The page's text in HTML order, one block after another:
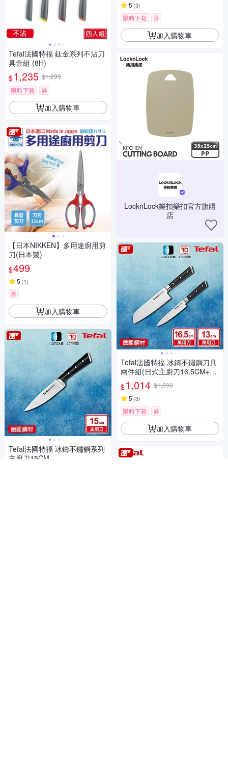
Tefal法國特福 鈦金系列不沾刀
具套組 (8H)
$1,235 $1,299
限時下殺
券
加入購物車
【日本NIKKEN】多用途廚用剪
刀(日本製)
$499
5 (1)
券
加入購物車
Tefal法國特福 冰鑄不鏽鋼系列
主廚刀15CM
5 (3)
限時下殺 券
加入購物車
LocknLock樂扣樂扣官方旗艦
店
Tefal法國特福 冰鑄不鏽鋼刀具
兩件組(日式主廚刀16.5CM+萬
用刀13CM)
$1,014 $1,090
5 (3)
限時下殺 券
加入購物車